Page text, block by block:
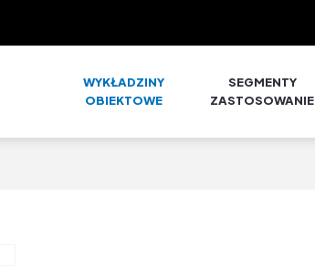
WYKŁADZINY
OBIEKTOWE
SEGMENTY
ZASTOSOWANIE